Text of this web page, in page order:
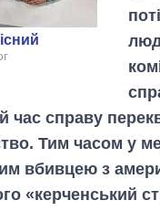
час справу
Тим часом у
вбивцею з
«керченський